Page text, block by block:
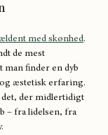
med skønhed.
de mest
man finder en dyb
æstetisk erfaring.
der midlertidigt
– fra lidelsen, fra